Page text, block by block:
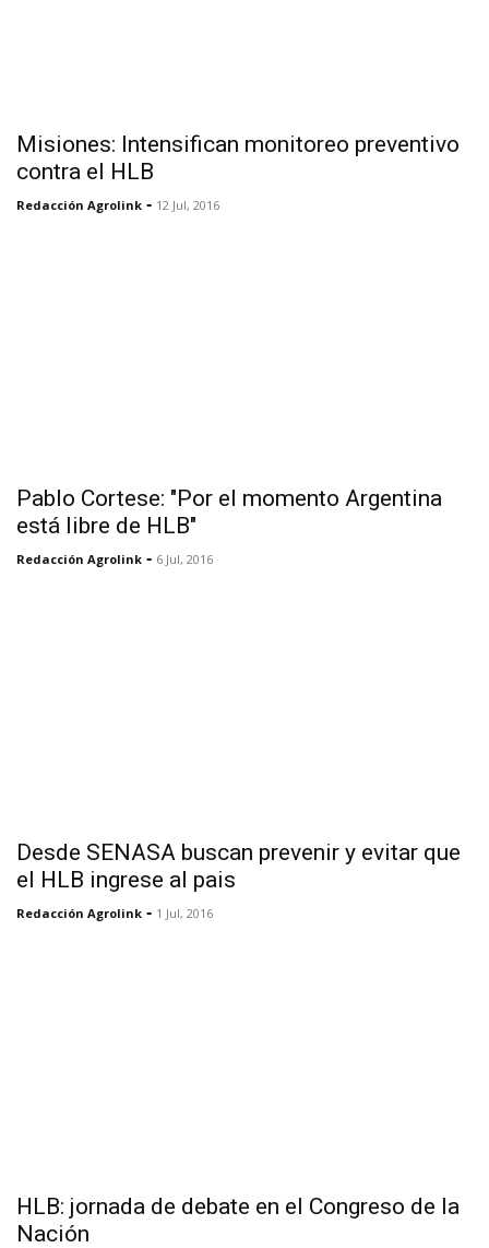
Misiones: Intensifican monitoreo preventivo
contra el HLB
Redacción Agrolink - 12 Jul, 2016
Pablo Cortese: "Por el momento Argentina
está libre de HLB"
Redacción Agrolink - 6 Jul, 2016
Desde SENASA buscan prevenir y evitar que
el HLB ingrese al pais
Redacción Agrolink - 1 Jul, 2016
HLB: jornada de debate en el Congreso de la
Nación